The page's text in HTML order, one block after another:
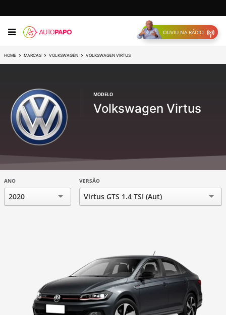
OUVIU NA RÁDIO
HOME MARCAS VOLKSWAGEN VOLKSWAGEN VIRTUS
MODELO
Volkswagen Virtus
ANO
2020
VERSÃO
Virtus GTS 1.4 TSI (Aut)